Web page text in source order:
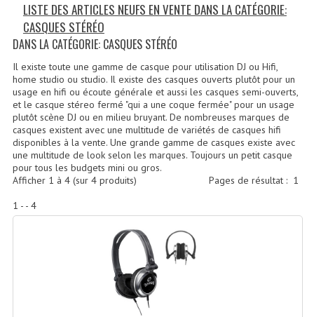
CATÉGORIES
Sonorisation
Accessoires Pieds Cellules Diamants
Accessoires Enceintes
Cellule (s)
Diamants
Pieds D'enceintes
LISTE DES ARTICLES NEUFS EN VENTE DANS LA CATÉGORIE:
CASQUES STÉRÉO
DANS LA CATÉGORIE: CASQUES STÉRÉO
Il existe toute une gamme de casque pour utilisation DJ ou Hifi,
home studio ou studio. Il existe des casques ouverts plutôt pour un
usage en hifi ou écoute générale et aussi les casques semi-ouverts,
et le casque stéreo fermé "qui a une coque fermée" pour un usage
plutôt scène DJ ou en milieu bruyant. De nombreuses marques de
casques existent avec une multitude de variétés de casques hifi
disponibles à la vente. Une grande gamme de casques existe avec
une multitude de look selon les marques. Toujours un petit casque
pour tous les budgets mini ou gros.
Pages de résultat : 1
Afficher 1 à 4(sur 4produits)
1 - - 4